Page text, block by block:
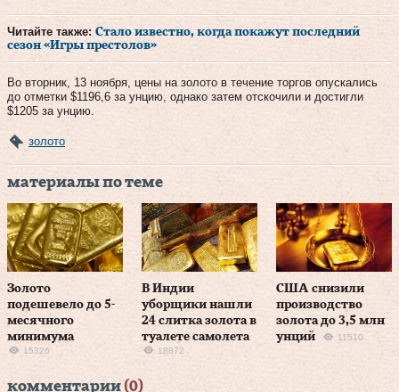
Читайте также: Стало известно, когда покажут последний
сезон «Игры престолов»
Во вторник, 13 ноября, цены на золото в течение торгов опускались
до отметки $1196,6 за унцию, однако затем отскочили и достигли
$1205 за унцию.
золото
материалы по теме
Золото
подешевело до 5-
месячного
минимума
15326
В Индии
уборщики нашли
24 слитка золота в
туалете самолета
18872
США снизили
производство
золота до 3,5 млн
унций
11510
комментарии (0)